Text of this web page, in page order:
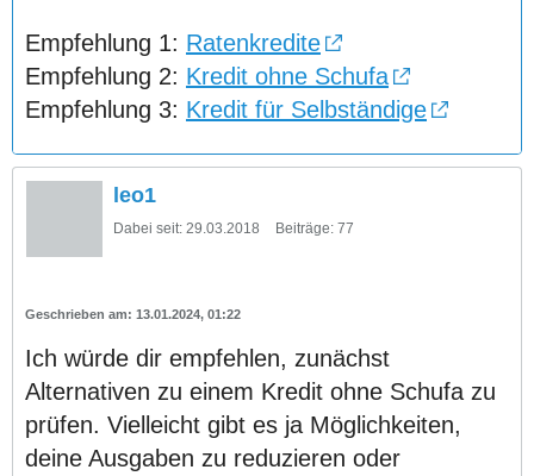
Empfehlung 1: Ratenkredite
Empfehlung 2: Kredit ohne Schufa
Empfehlung 3: Kredit für Selbständige
leo1
Dabei seit: 29.03.2018 Beiträge: 77
13.01.2024, 01:22
Ich würde dir empfehlen, zunächst
Alternativen zu einem Kredit ohne Schufa zu
prüfen. Vielleicht gibt es ja Möglichkeiten,
deine Ausgaben zu reduzieren oder